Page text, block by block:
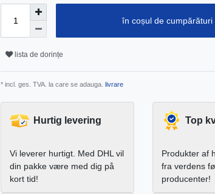
în coșul de cumpărături
lista de dorințe
* incl. ges. TVA. la care se adauga. livrare
Hurtig levering
Vi leverer hurtigt. Med DHL vil
din pakke være med dig på
kort tid!
Top
Produkter af
fra verdens
producenter!